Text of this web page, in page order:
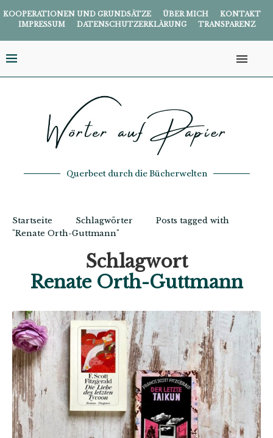
KOOPERATIONEN UND GRUNDSÄTZE ÜBER MICH
KONTAKT
IMPRESSUM
DATENSCHUTZERKLÄRUNG TRANSPARENZ
Querbeet durch die Bücherwelten
Startseite Schlagwörter
Posts tagged with
"Renate Orth-Guttmann"
Schlagwort
Renate Orth-Guttmann